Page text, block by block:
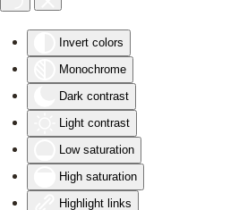
Invert colors
Monochrome
Dark contrast
Light contrast
Low saturation
High saturation
Highlight links